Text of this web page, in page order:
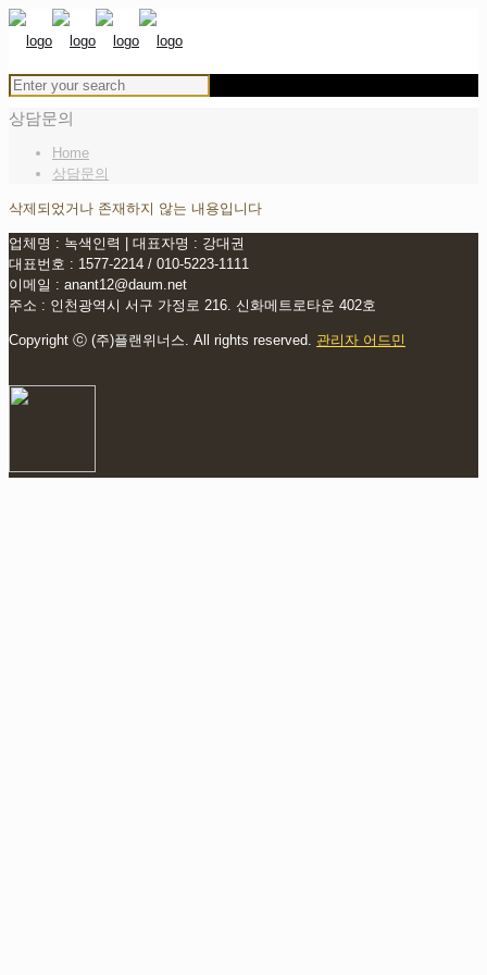
상담문의
Home
상담문의
삭제되었거나 존재하지 않는 내용입니다
업체명 : 녹색인력 | 대표자명 : 강대권
대표번호 : 1577-2214 / 010-5223-1111
이메일 : anant12@daum.net
주소 : 인천광역시 서구 가정로 216. 신화메트로타운 402호
Copyright ⓒ (주)플랜위너스. All rights reserved. 관리자 어드민